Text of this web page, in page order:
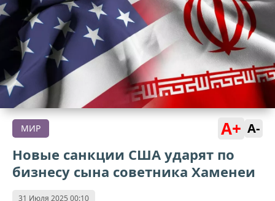
МИР A+ A-
Новые санкции США ударят по
бизнесу сына советника Хаменеи
31 Июля 2025 00:10